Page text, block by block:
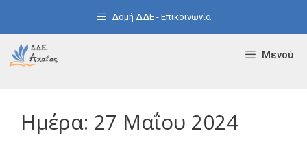
Δομή ΔΔΕ - Επικοινωνία
Μενού
Ημέρα: 27 Μαΐου 2024